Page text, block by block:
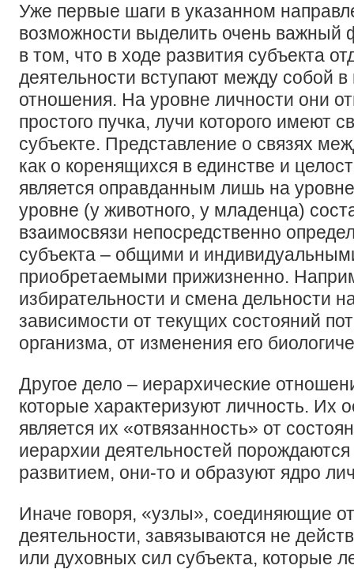
Уже первые шаги в указанном
возможности выделить очень важный
в том, что в ходе развития субъекта
деятельности вступают между собой в
отношения. На уровне личности они
простого пучка, лучи которого имеют
субъекте. Представление о связях
как о коренящихся в единстве и
является оправданным лишь на
уровне (у животного, у младенца)
взаимосвязи непосредственно
субъекта – общими и
приобретаемыми прижизненно.
избирательности и смена дельности
зависимости от текущих состояний
организма, от изменения его
Другое дело – иерархические
которые характеризуют личность. Их
является их «отвязанность» от
иерархии деятельностей
развитием, они-то и образуют ядро
Иначе говоря, «узлы», соединяющие
деятельности, завязываются не
или духовных сил субъекта, которые